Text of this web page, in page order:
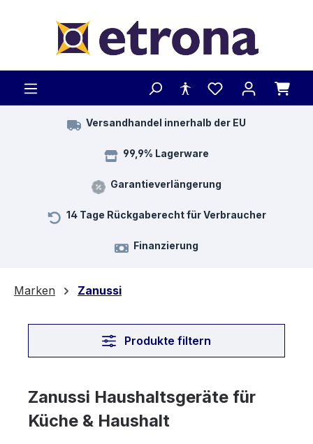
Versandhandel innerhalb der EU
99,9% Lagerware
Garantieverlängerung
14 Tage Rückgaberecht für Verbraucher
Finanzierung
Marken Zanussi
Produkte filtern
Zanussi Haushaltsgeräte für
Küche & Haushalt